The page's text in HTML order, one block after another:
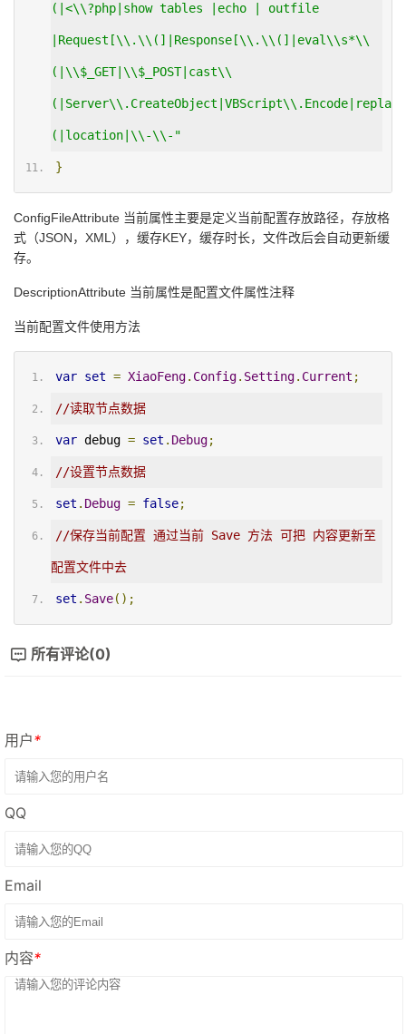
(|<\\?php|show tables |echo | outfile
|Request[\\.\\(]|Response[\\.\\(]|eval\\s*\\
(|\\$_GET|\\$_POST|cast\\
(|location|\\-\\-"
}
ConfigFileAttribute 当前属性主要是定义当前配置存放路径，存放格
式（JSON，XML），缓存KEY，缓存时长，文件改后会自动更新缓
存。
DescriptionAttribute 当前属性是配置文件属性注释
当前配置文件使用方法
var set = XiaoFeng. Config. Setting. Current ;
//读取节点数据
var debug = set . Debug;
//设置节点数据
set . Debug = false;
//保存当前配置 通过当前 Save 方法 可把 内容更新至
配置文件中去
set . Save();
所有评论(0)
用户*
QQ
Email
内容*